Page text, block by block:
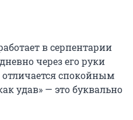
в серпентарии
через его руки
отличается спокойным
удав» — это буквально